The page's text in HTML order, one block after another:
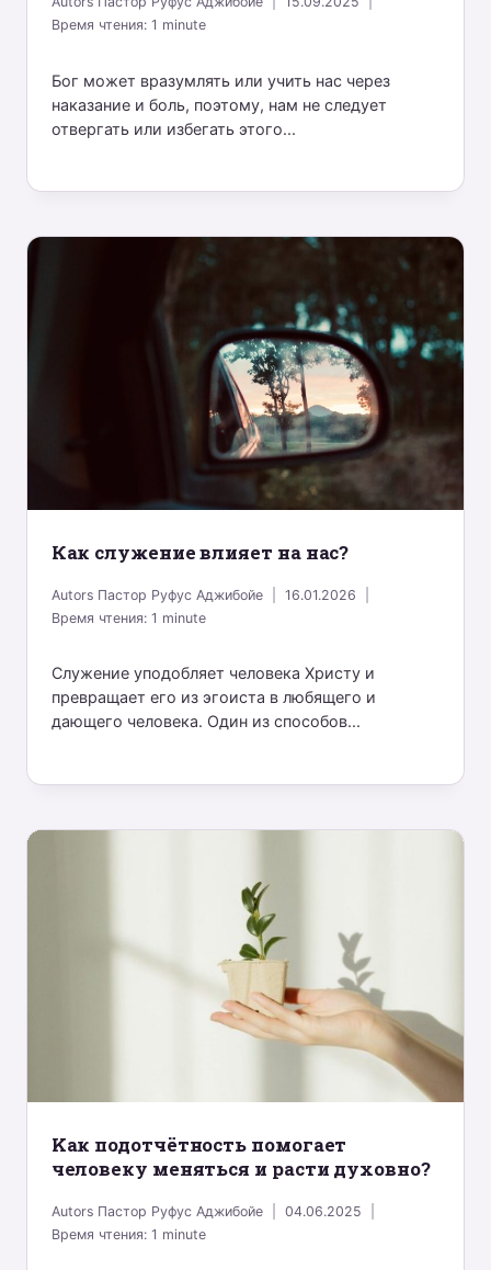
Время чтения:1 minute
Бог может вразумлять или учить нас через
наказание и боль, поэтому, нам не следует
отвергать или избегать этого...
Как служение влияет на нас?
Autors Пастор Руфус Аджибойе
16.01.2026
Время чтения:1 minute
Служение уподобляет человека Христу и
превращает его из эгоиста в любящего и
дающего человека. Один из способов...
Kак подотчётность помогает
человеку меняться и расти духовно?
Autors Пастор Руфус Аджибойе
04.06.2025
Время чтения:1 minute